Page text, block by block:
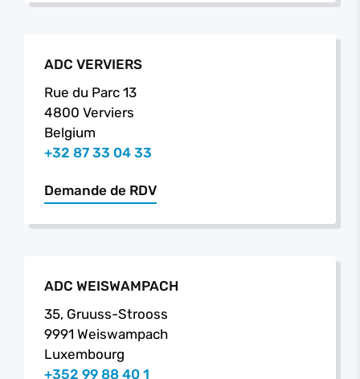
ADC VERVIERS
Rue du Parc 13
4800 Verviers
Belgium
+32 87 33 04 33
Demande de RDV
ADC WEISWAMPACH
35, Gruuss-Strooss
9991 Weiswampach
Luxembourg
+352 99 88 40 1